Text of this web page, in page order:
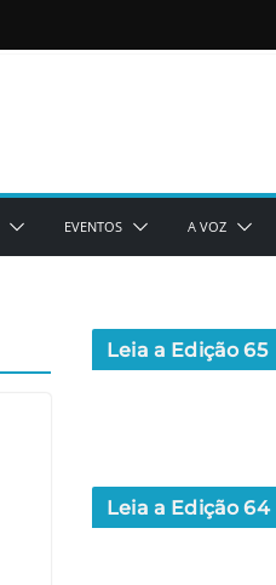
EVENTOS A VOZ
Leia a Edição 65
Leia a Edição 64